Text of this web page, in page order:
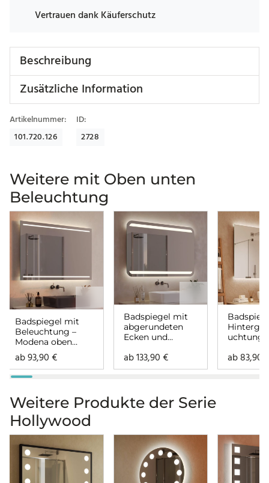
Vertrauen dank Käuferschutz
Beschreibung
Zusätzliche Information
Artikelnummer:
101.720.126
ID:
2728
Weitere mit Oben unten
Beleuchtung
Badspiegel mit
Beleuchtung –
Modena oben
unten
ab93,90€
Badspiegel mit
abgerundeten
Ecken und
Noera oben
unten
ab133,90€
uchtung
ab83,90
Weitere Produkte der Serie
Hollywood